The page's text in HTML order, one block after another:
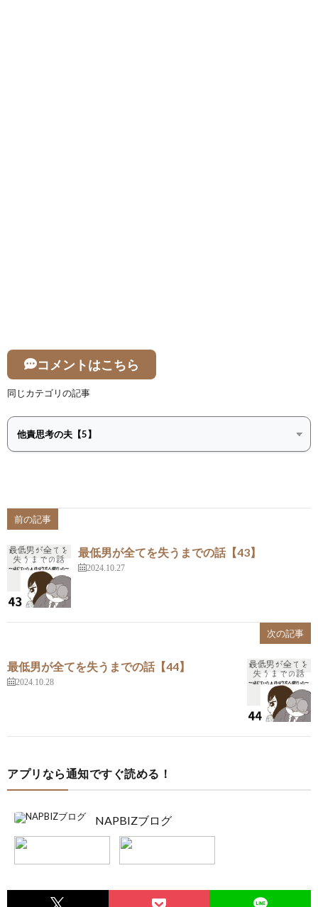
コメントはこちら
同じカテゴリの記事
前の記事
最低男が全てを失うまでの話【43】
2024.10.27
次の記事
最低男が全てを失うまでの話【44】
2024.10.28
アプリなら通知ですぐ読める！
NAPBIZブログ